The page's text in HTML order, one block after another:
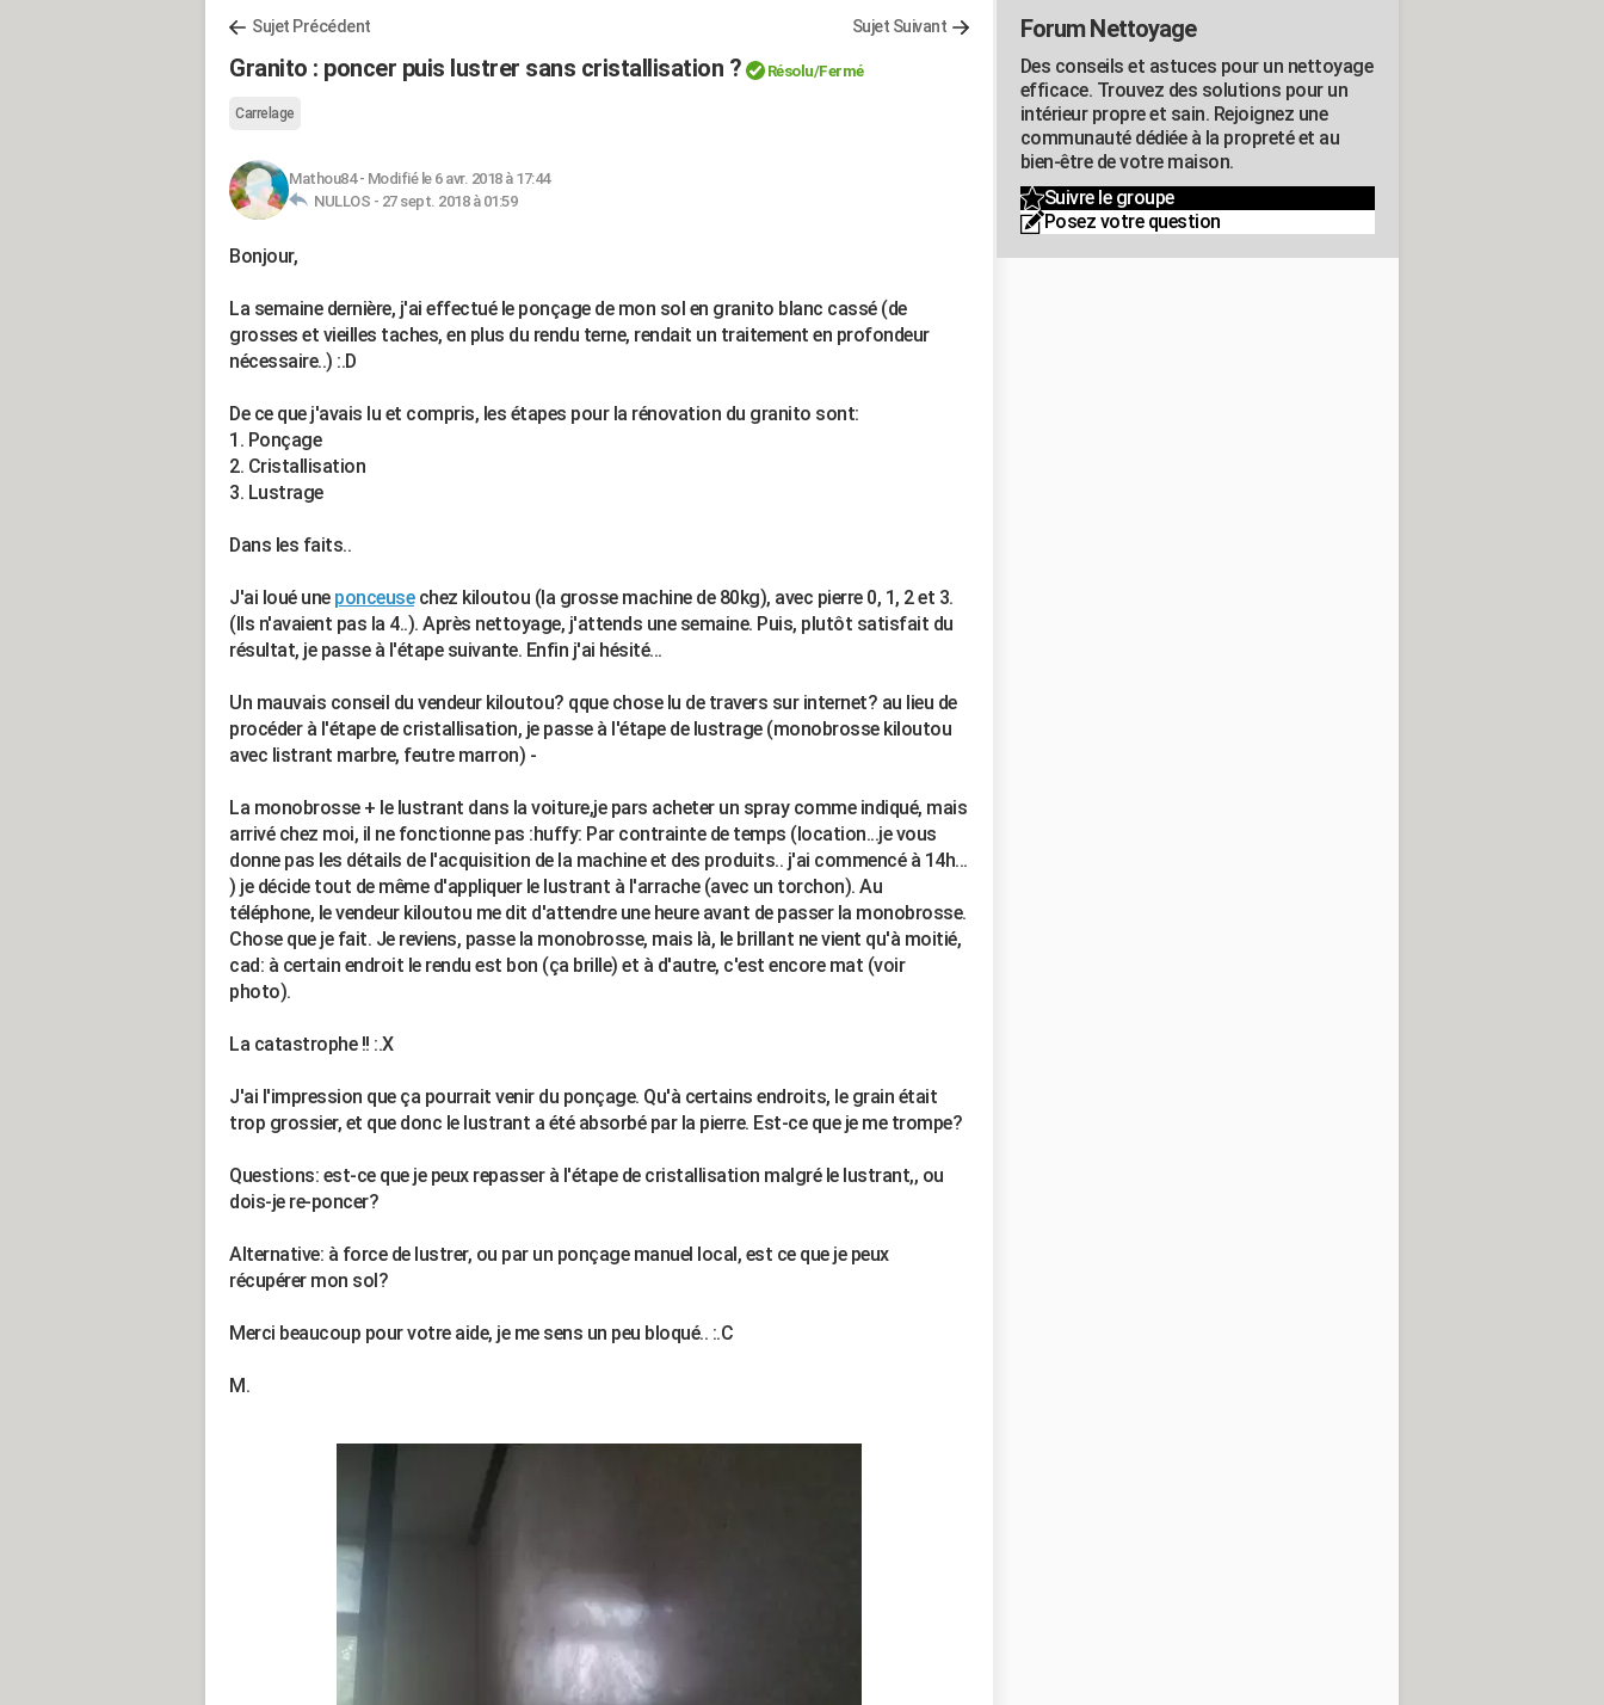
Sujet Précédent Sujet Suivant
Granito : poncer puis lustrer sans cristallisation ? Résolu/Fermé
Carrelage
Mathou84- Modifié le 6 avr. 2018 à 17:44
NULLOS - 27 sept. 2018 à 01:59
Bonjour,
La semaine dernière, j'ai effectué le ponçage de mon sol en granito blanc cassé (de
grosses et vieilles taches, en plus du rendu terne, rendait un traitement en profondeur
nécessaire..) :.D
De ce que j'avais lu et compris, les étapes pour la rénovation du granito sont:
1. Ponçage
2. Cristallisation
3. Lustrage
Dans les faits..
J'ai loué une ponceusechez kiloutou (la grosse machine de 80kg), avec pierre 0, 1, 2 et 3.
(Ils n'avaient pas la 4..). Après nettoyage, j'attends une semaine. Puis, plutôt satisfait du
résultat, je passe à l'étape suivante. Enfin j'ai hésité...
Un mauvais conseil du vendeur kiloutou? qque chose lu de travers sur internet? au lieu de
procéder à l'étape de cristallisation, je passe à l'étape de lustrage (monobrosse kiloutou
avec listrant marbre, feutre marron) -
La monobrosse + le lustrant dans la voiture,je pars acheter un spray comme indiqué, mais
arrivé chez moi, il ne fonctionne pas :huffy: Par contrainte de temps (location...je vous
donne pas les détails de l'acquisition de la machine et des produits.. j'ai commencé à 14h...
) je décide tout de même d'appliquer le lustrant à l'arrache (avec un torchon). Au
téléphone, le vendeur kiloutou me dit d'attendre une heure avant de passer la monobrosse.
Chose que je fait. Je reviens, passe la monobrosse, mais là, le brillant ne vient qu'à moitié,
cad: à certain endroit le rendu est bon (ça brille) et à d'autre, c'est encore mat (voir
photo).
La catastrophe !! :.X
J'ai l'impression que ça pourrait venir du ponçage. Qu'à certains endroits, le grain était
trop grossier, et que donc le lustrant a été absorbé par la pierre. Est-ce que je me trompe?
Questions: est-ce que je peux repasser à l'étape de cristallisation malgré le lustrant,, ou
dois-je re-poncer?
Alternative: à force de lustrer, ou par un ponçage manuel local, est ce que je peux
récupérer mon sol?
Merci beaucoup pour votre aide, je me sens un peu bloqué.. :.C
M.
Forum Nettoyage
Des conseils et astuces pour un nettoyage
efficace. Trouvez des solutions pour un
intérieur propre et sain. Rejoignez une
communauté dédiée à la propreté et au
bien-être de votre maison.
Suivre le groupe
Posez votre question